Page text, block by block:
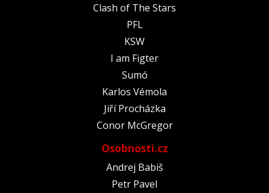
Clash of The Stars
PFL
KSW
I am Figter
Sumó
Karlos Vémola
Jiří Procházka
Conor McGregor
Osobnosti.cz
Andrej Babiš
Petr Pavel